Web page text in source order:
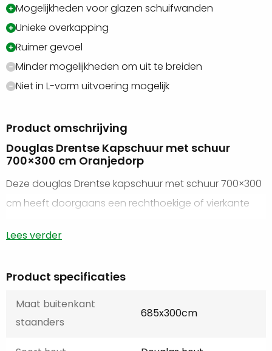
Mogelijkheden voor glazen schuifwanden
Unieke overkapping
Ruimer gevoel
Minder mogelijkheden om uit te breiden
Niet in L-vorm uitvoering mogelijk
Product omschrijving
Douglas Drentse Kapschuur met schuur
700×300 cm Oranjedorp
Deze douglas Drentse kapschuur met schuur 700×300
cm heeft doorgaans een rechthoekige of vierkante
Het dak heeft een specifieke vormgeving, dit maakt de
schuurtypes.
Wij kunnen elke overkapping aan huis leveren en
bouwen. Je kunt er ook voor kiezen om het standaard
Lees verder
Product specificaties
Maat buitenkant
staanders
685x300cm